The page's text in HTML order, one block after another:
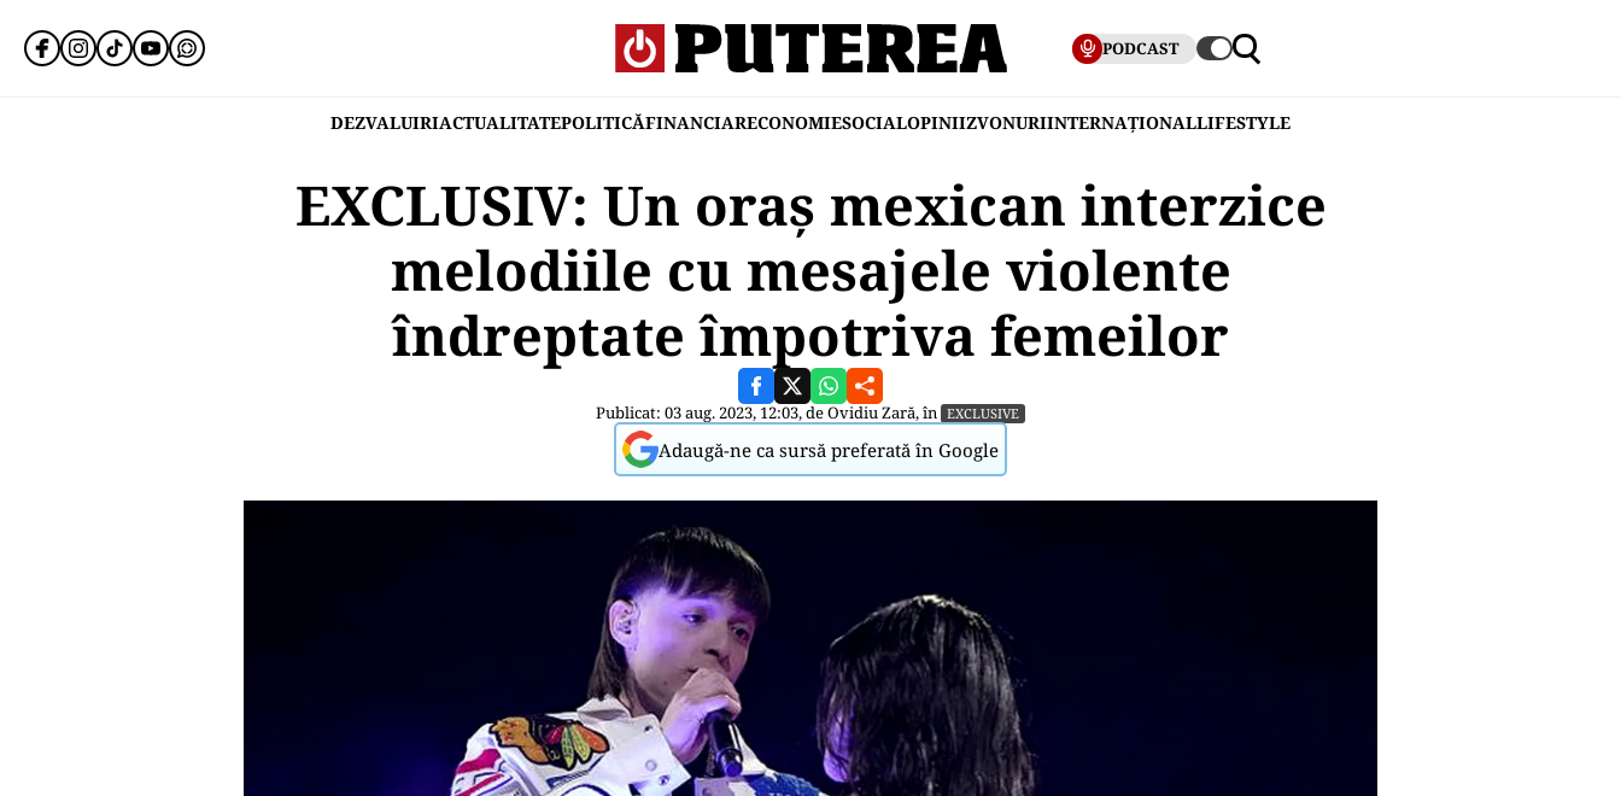
PODCAST
DEZVALUIRIACTUALITATEPOLITICĂFINANCIARECONOMIESOCIALOPINIIZVONURIINTERNAȚIONALLIFESTYLE
EXCLUSIV: Un oraș mexican interzice
melodiile cu mesajele violente
îndreptate împotriva femeilor
Publicat: 03 aug. 2023, 12:03, deOvidiu Zară, în EXCLUSIVE
Adaugă-ne ca sursă preferată în Google